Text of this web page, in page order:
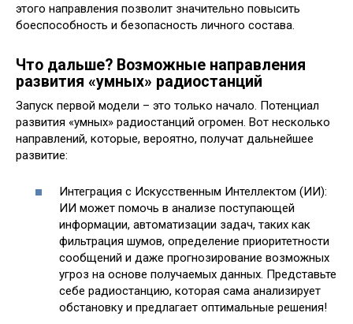
этого направления позволит значительно повысить
боеспособность и безопасность личного состава.
Что дальше? Возможные направления
развития «умных» радиостанций
Запуск первой модели – это только начало. Потенциал
развития «умных» радиостанций огромен. Вот несколько
направлений, которые, вероятно, получат дальнейшее
развитие:
Интеграция с Искусственным Интеллектом (ИИ):
ИИ может помочь в анализе поступающей
информации, автоматизации задач, таких как
фильтрация шумов, определение приоритетности
сообщений и даже прогнозирование возможных
угроз на основе получаемых данных. Представьте
себе радиостанцию, которая сама анализирует
обстановку и предлагает оптимальные решения!